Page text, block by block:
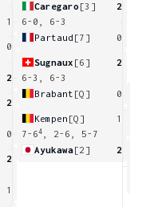
1
0
2
2
0
2
1
Caregaro [3]
2
6-0, 6-3
Partaud [7] 0
Sugnaux [6]
2
6-3, 6-3
Brabant [Q] 0
Kempen [Q]
1
7-64
, 2-6, 5-7
Ayukawa[2] 2